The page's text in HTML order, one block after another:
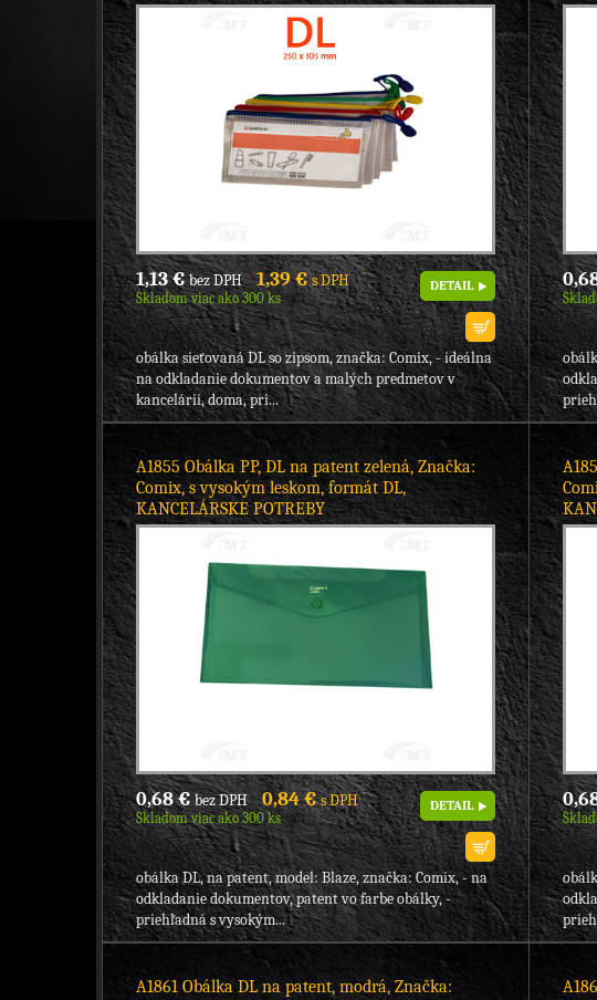
1,13 €bez DPH 1,39 €s DPH
Skladom viac ako 300 ks
DETAIL
obálka sieťovaná DL so zipsom, značka: Comix, - ideálna
na odkladanie dokumentov a malých predmetov v
kancelárii, doma, pri...
A1855 Obálka PP, DL na patent zelená, Značka:
Comix, s vysokým leskom, formát DL,
KANCELÁRSKE POTREBY
0,68 €bez DPH 0,84 €s DPH
Skladom viac ako 300 ks
DETAIL
obálka DL, na patent, model: Blaze, značka: Comix, - na
odkladanie dokumentov, patent vo farbe obálky, -
priehľadná s vysokým...
A1861 Obálka DL na patent, modrá, Značka: